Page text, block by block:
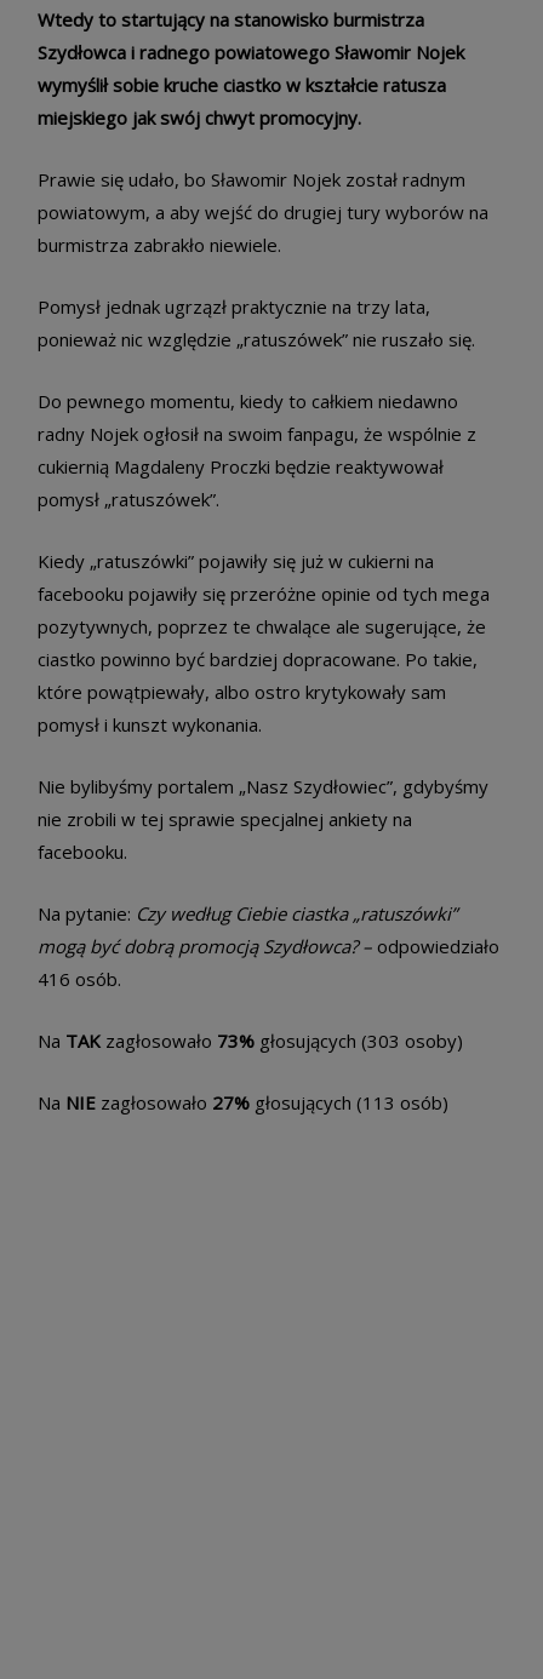
Wtedy to startujący na stanowisko burmistrza
Szydłowca i radnego powiatowego Sławomir Nojek
wymyślił sobie kruche ciastko w kształcie ratusza
miejskiego jak swój chwyt promocyjny.
Prawie się udało, bo Sławomir Nojek został radnym
powiatowym, a aby wejść do drugiej tury wyborów na
burmistrza zabrakło niewiele.
Pomysł jednak ugrzązł praktycznie na trzy lata,
ponieważ nic względzie „ratuszówek” nie ruszało się.
Do pewnego momentu, kiedy to całkiem niedawno
radny Nojek ogłosił na swoim fanpagu, że wspólnie z
cukiernią Magdaleny Proczki będzie reaktywował
pomysł „ratuszówek”.
Kiedy „ratuszówki” pojawiły się już w cukierni na
facebooku pojawiły się przeróżne opinie od tych mega
pozytywnych, poprzez te chwalące ale sugerujące, że
ciastko powinno być bardziej dopracowane. Po takie,
które powątpiewały, albo ostro krytykowały sam
pomysł i kunszt wykonania.
Nie bylibyśmy portalem „Nasz Szydłowiec”, gdybyśmy
nie zrobili w tej sprawie specjalnej ankiety na
facebooku.
Na pytanie: Czy według Ciebie ciastka „ratuszówki”
mogą być dobrą promocją Szydłowca? – odpowiedziało
416 osób.
Na TAK zagłosowało 73% głosujących (303 osoby)
Na NIE zagłosowało 27% głosujących (113 osób)